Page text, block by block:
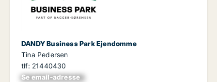
DANDY Business Park Ejendomme
Tina Pedersen
tlf: 21440430
Se email-adresse
xxxxxxxxxxxxxxxx